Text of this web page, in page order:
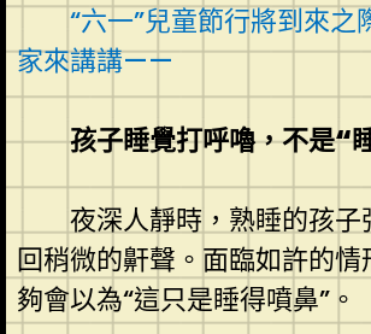
“六一”兒童節行將到來之
家來講講——
孩子睡覺打呼嚕，不是“
夜深人靜時，熟睡的孩子
回稍微的鼾聲。面臨如許的
夠會以為“這只是睡得噴鼻”。